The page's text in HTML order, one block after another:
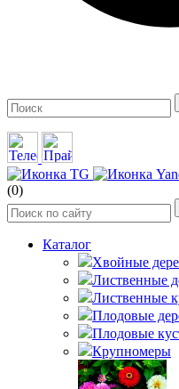
(0)
Каталог
Хвойные
Лиственные
Лиственные
Плодовые
Плодовые
Крупномеры